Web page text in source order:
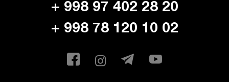
+ 998 97 402 28 20
+ 998 78 120 10 02